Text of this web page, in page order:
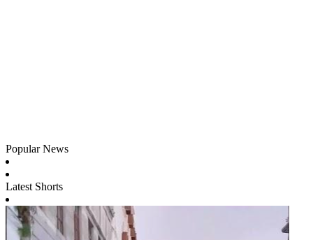
Popular News
Latest Shorts